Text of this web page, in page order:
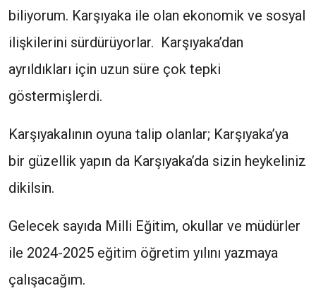
biliyorum. Karşıyaka ile olan ekonomik ve sosyal
ilişkilerini sürdürüyorlar. Karşıyaka’dan
ayrıldıkları için uzun süre çok tepki
göstermişlerdi.
Karşıyakalının oyuna talip olanlar; Karşıyaka’ya
bir güzellik yapın da Karşıyaka’da sizin heykeliniz
dikilsin.
Gelecek sayıda Milli Eğitim, okullar ve müdürler
ile 2024-2025 eğitim öğretim yılını yazmaya
çalışacağım.